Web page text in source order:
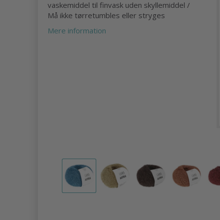
vaskemiddel til finvask uden skyllemiddel /
Må ikke tørretumbles eller stryges
Mere information